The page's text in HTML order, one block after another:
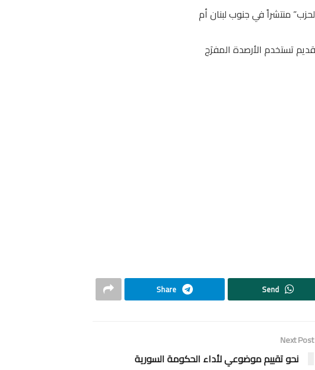
منتشراً في جنوب لبنان أم
تستخدم الأرصدة المفرَج
Send
Share
Next Post
نحو تقييم موضوعي لأداء الحكومة السورية